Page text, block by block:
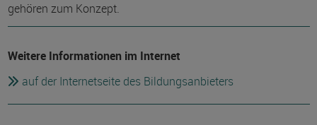
gehören zum Konzept.
Weitere Informationen im Internet
auf der Internetseite des Bildungsanbieters